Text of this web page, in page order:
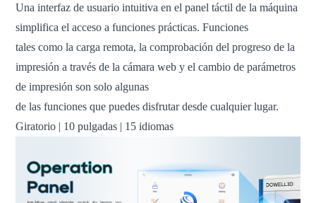
Una interfaz de usuario intuitiva en el panel táctil de la máquina
simplifica el acceso a funciones prácticas. Funciones
tales como la carga remota, la comprobación del progreso de la
impresión a través de la cámara web y el cambio de parámetros
de impresión son solo algunas
de las funciones que puedes disfrutar desde cualquier lugar.
Giratorio | 10 pulgadas | 15 idiomas